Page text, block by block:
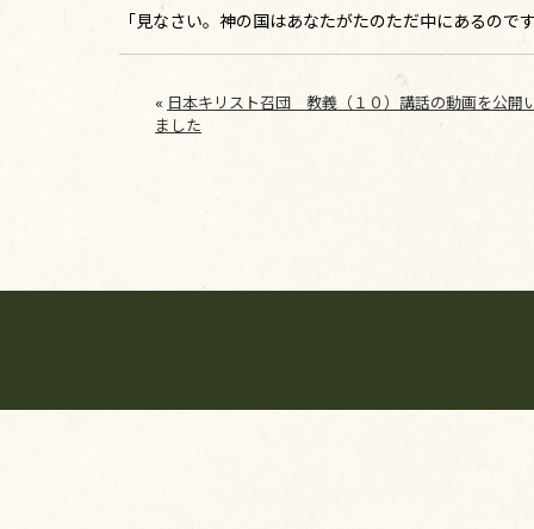
「見なさい。神の国はあなたがたのただ中にあるの
« 日本キリスト召団 教義（１０）講話の動画を公開
ました